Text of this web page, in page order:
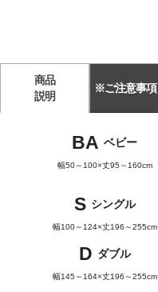
商品
説明
※ご注意事項
BA ベビー
幅50～100×丈95～160cm
S シングル
幅100～124×丈196～255cm
D ダブル
幅145～164×丈196～255cm